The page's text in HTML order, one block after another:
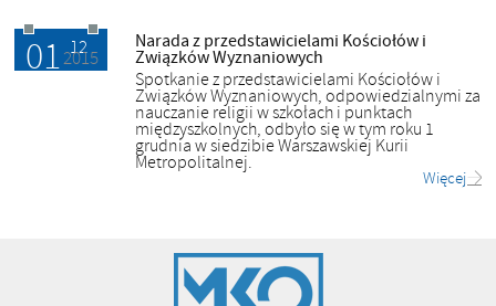
Narada z przedstawicielami Kościołów i
Związków Wyznaniowych
Spotkanie z przedstawicielami Kościołów i
Związków Wyznaniowych, odpowiedzialnymi za
nauczanie religii w szkołach i punktach
międzyszkolnych, odbyło się w tym roku 1
grudnia w siedzibie Warszawskiej Kurii
Metropolitalnej.
01.12.2015
01 12
2015
Więcej